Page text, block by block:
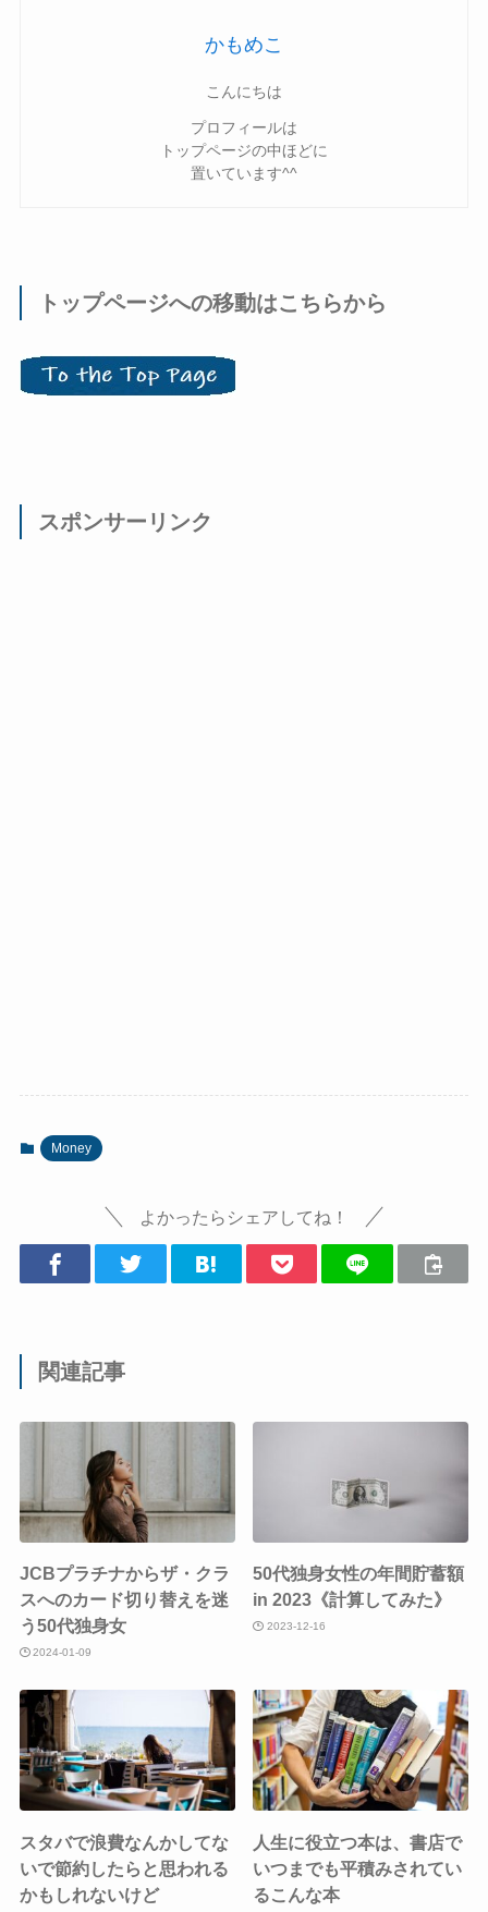
かもめこ
こんにちは
プロフィールは
トップページの中ほどに
置いています^^
トップページへの移動はこちらから
スポンサーリンク
Money
よかったらシェアしてね！
関連記事
JCBプラチナからザ・クラ
スへのカード切り替えを迷
う50代独身女
2024-01-09
50代独身女性の年間貯蓄額
in 2023《計算してみた》
2023-12-16
スタバで浪費なんかしてな
いで節約したらと思われる
かもしれないけど
人生に役立つ本は、書店で
いつまでも平積みされてい
るこんな本